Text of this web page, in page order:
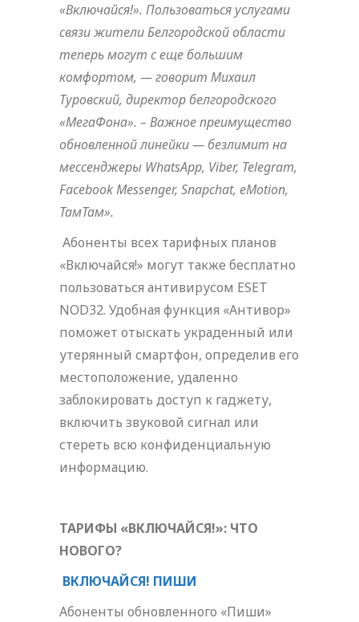
«Включайся!». Пользоваться услугами
связи жители Белгородской области
теперь могут с еще большим
комфортом, — говорит Михаил
Туровский, директор белгородского
«МегаФона». – Важное преимущество
обновленной линейки — безлимит на
мессенджеры WhatsApp, Viber, Telegram,
Facebook Messenger, Snapchat, eMotion,
ТамТам».
Абоненты всех тарифных планов
«Включайся!» могут также бесплатно
пользоваться антивирусом ESET
NOD32. Удобная функция «Антивор»
поможет отыскать украденный или
утерянный смартфон, определив его
местоположение, удаленно
заблокировать доступ к гаджету,
включить звуковой сигнал или
стереть всю конфиденциальную
информацию.
ТАРИФЫ «ВКЛЮЧАЙСЯ!»: ЧТО
НОВОГО?
ВКЛЮЧАЙСЯ! ПИШИ
Абоненты обновленного «Пиши»